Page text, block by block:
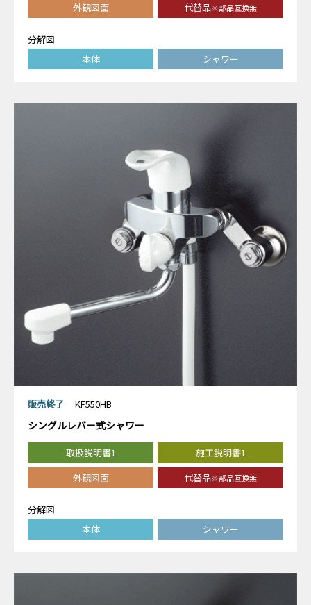
外観図面
代替品※部品互換無
分解図
本体
シャワー
販売終了 KF550HB
シングルレバー式シャワー
取扱説明書1
施工説明書1
外観図面
代替品※部品互換無
分解図
本体
シャワー